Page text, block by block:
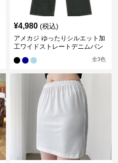
¥4,980 (税込)
アメカジ ゆったりシルエット加
工ワイドストレートデニムパン
全3色